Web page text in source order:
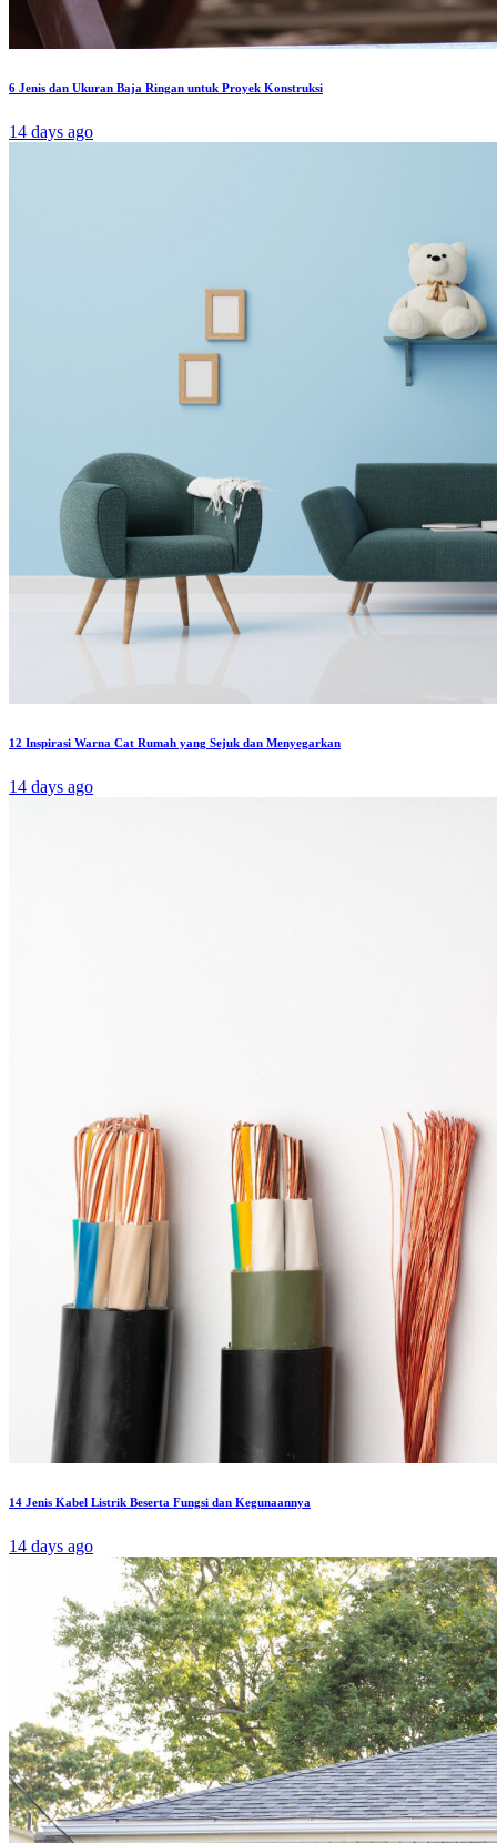
6 Jenis dan Ukuran Baja Ringan untuk Proyek Konstruksi
14 days ago
12 Inspirasi Warna Cat Rumah yang Sejuk dan Menyegarkan
14 days ago
14 Jenis Kabel Listrik Beserta Fungsi dan Kegunaannya
14 days ago